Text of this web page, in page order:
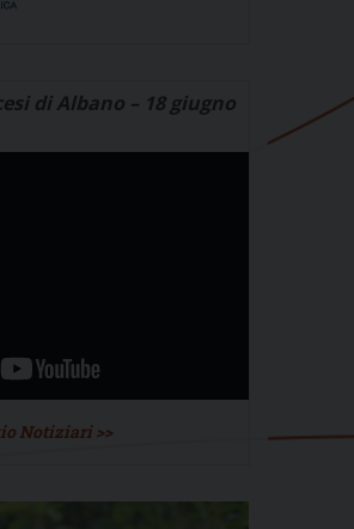
di Albano – 18 giugno
Notiziari >>